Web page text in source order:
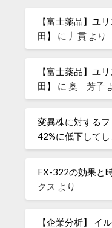
【富士薬品】ユ
田】
に 丿貫 より
【富士薬品】ユ
田】
に奧 芳子
変異株に対する
42%に低下してし
FX-322の効果と
クス より
【企業分析】 イ